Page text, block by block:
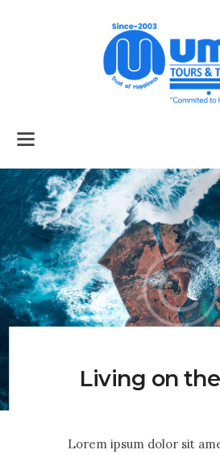
Services
Tour
Air
Car Rental
Living on
Lorem ipsum dolor sit